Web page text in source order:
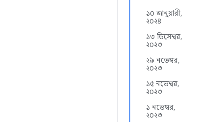
১০ জানুয়ারী,
২০২৪
১৩ ডিসেম্বর,
২০২৩
২৯ নভেম্বর,
২০২৩
১৫ নভেম্বর,
২০২৩
১ নভেম্বর,
২০২৩